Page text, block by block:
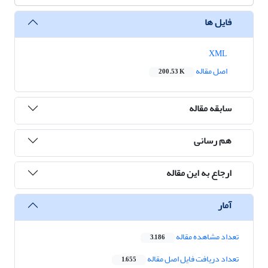
فایل ها
اصل مقاله
200.53 K
سابقه مقاله
هم رسانی
ارجاع به این مقاله
آمار
تعداد مشاهده مقاله 3,186
تعداد دریافت فایل اصل مقاله 1,655